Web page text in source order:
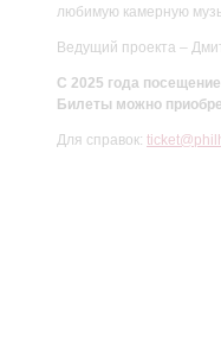
любимую камерную
Ведущий проекта –
С 2025 года
Билеты можно
Для справок: